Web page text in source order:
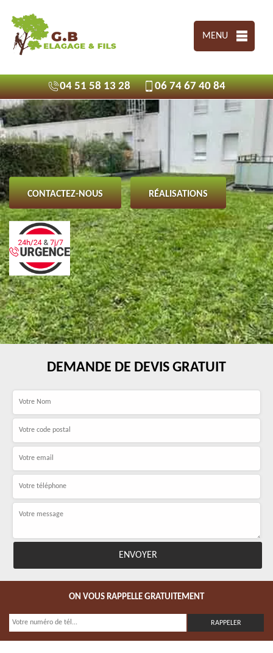
MENU
04 51 58 13 28 06 74 67 40 84
CONTACTEZ-NOUS RÉALISATIONS
DEMANDE DE DEVIS GRATUIT
ON VOUS RAPPELLE GRATUITEMENT